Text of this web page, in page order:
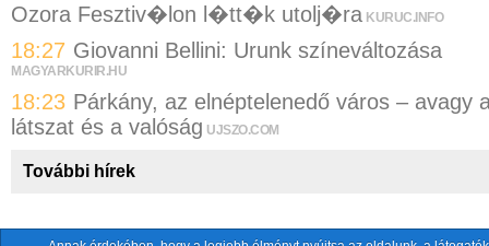
Ozora Fesztiv�lon l�tt�k utolj�ra KURUC.INFO
18:27 Giovanni Bellini: Urunk színeváltozása
MAGYARKURIR.HU
18:23 Párkány, az elnéptelenedő város – avagy
látszat és a valóság UJSZO.COM
További hírek